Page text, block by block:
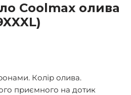
Coolmax олива
Колір олива.
приємного на дотик